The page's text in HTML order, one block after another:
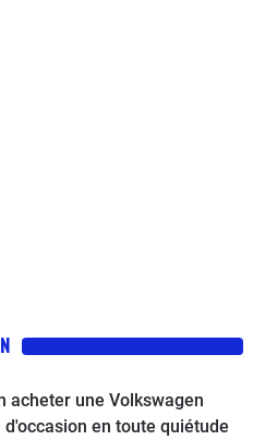
acheter une Volkswagen
d'occasion en toute quiétude